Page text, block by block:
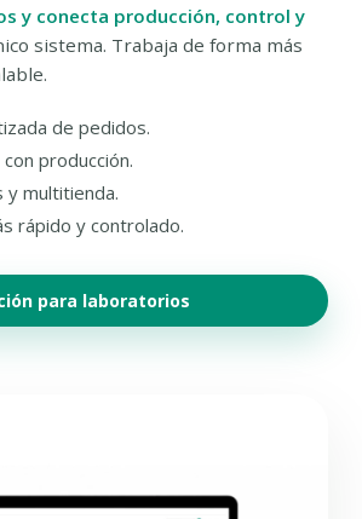
y conecta producción, control y
sistema. Trabaja de forma más
de pedidos.
producción.
y multitienda.
rápido y controlado.
para laboratorios